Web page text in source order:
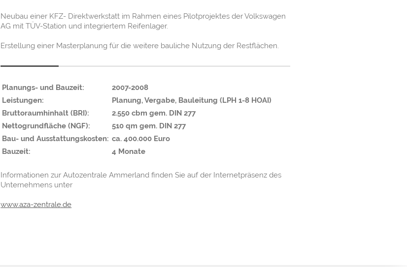
Neubau einer KFZ- Direktwerkstatt im Rahmen eines Pilotprojektes der Volkswagen
AG mit TÜV-Station und integriertem Reifenlager.
Erstellung einer Masterplanung für die weitere bauliche Nutzung der Restflächen.
Planungs- und Bauzeit:
2007-2008
Leistungen:
Planung, Vergabe, Bauleitung (LPH 1-8 HOAI)
Bruttoraumhinhalt (BRI):
2.550 cbm gem. DIN 277
Nettogrundfläche (NGF):
510 qm gem. DIN 277
Bau- und Ausstattungskosten: ca. 400.000 Euro
Bauzeit:
4 Monate
Informationen zur Autozentrale Ammerland finden Sie auf der Internetpräsenz des
Unternehmens unter
www.aza-zentrale.de